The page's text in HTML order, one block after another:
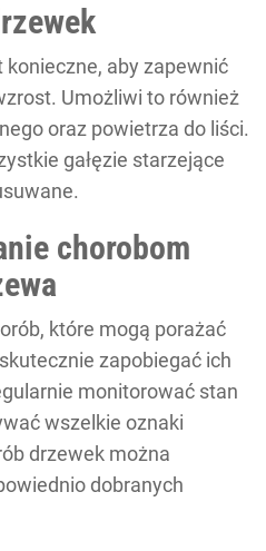
aby zapewnić
Umożliwi to również
oraz powietrza do liści.
gałęzie starzejące
chorobom
które mogą porażać
zapobiegać ich
monitorować stan
wszelkie oznaki
drzewek można
dobranych